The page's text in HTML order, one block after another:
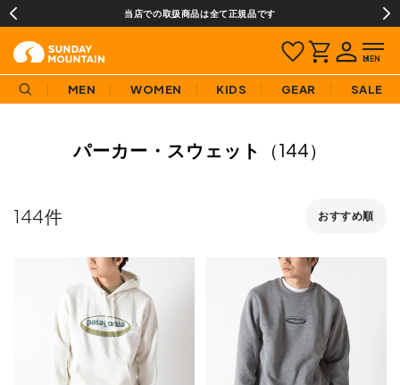
当店での取扱商品は全て正規品です
MEN WOMEN KIDS GEAR SALE
パーカー・スウェット （144）
おすすめ順
144